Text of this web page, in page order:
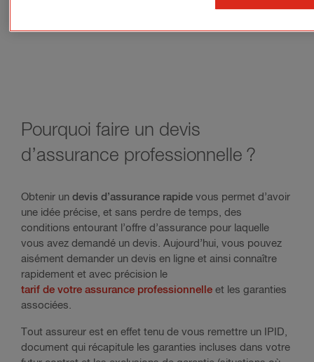
Pourquoi faire un devis
d’assurance professionnelle ?
Obtenir un devis d’assurance rapide vous permet d’avoir
une idée précise, et sans perdre de temps, des
conditions entourant l’offre d’assurance pour laquelle
vous avez demandé un devis. Aujourd’hui, vous pouvez
aisément demander un devis en ligne et ainsi connaître
rapidement et avec précision le
tarif de votre assurance professionnelle et les garanties
associées.
Tout assureur est en effet tenu de vous remettre un IPID,
document qui récapitule les garanties incluses dans votre